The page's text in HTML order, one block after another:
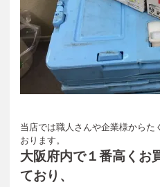
当店では職人さんや企業様からた
おります。
大阪府内で１番高くお
ており、